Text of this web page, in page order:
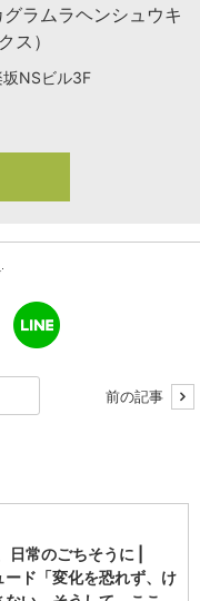
ラムラヘンシュウキ
ス）
NSビル3F
前の記事
日常のごちそうに |
ード「変化を恐れず、け